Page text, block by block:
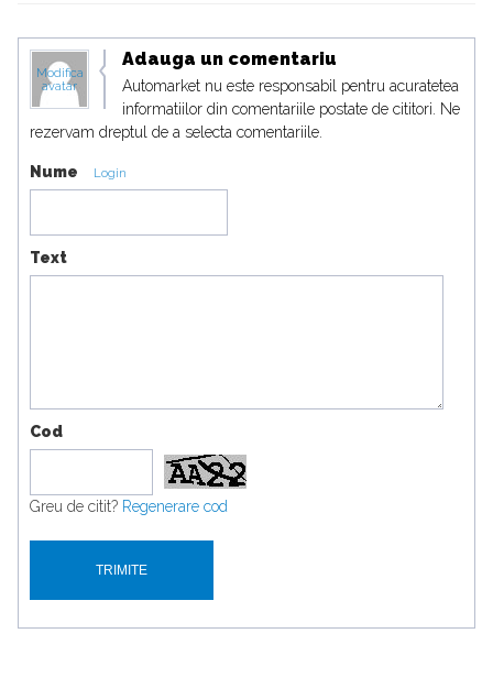
Modifica
avatar
Adauga un comentariu
Automarket nu este responsabil pentru acuratetea
informatiilor din comentariile postate de cititori. Ne
rezervam dreptul de a selecta comentariile.
Nume Login
Text
Cod
Greu de citit? Regenerare cod